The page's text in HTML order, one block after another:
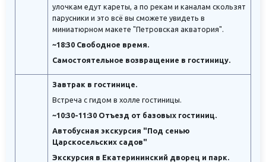
улочкам едут кареты, а по рекам и каналам скользят
парусники и это всё вы сможете увидеть в
миниатюрном макете "Петровская акватория".
~18:30 Свободное время.
Самостоятельное возвращение в гостиницу.
Завтрак в гостинице.
Встреча с гидом в холле гостиницы.
~10:30-11:30 Отъезд от базовых гостиниц.
Автобусная экскурсия "Под сенью
Царскосельских садов"
Экскурсия в Екатерининский дворец и парк.